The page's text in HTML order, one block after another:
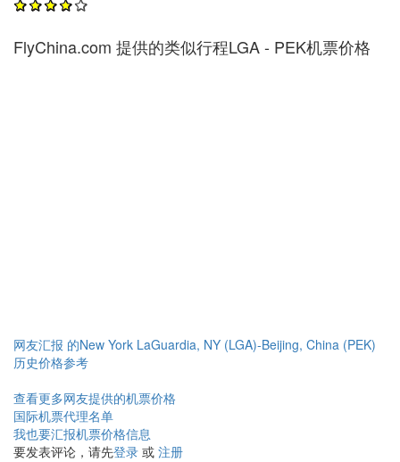
FlyChina.com 提供的类似行程LGA - PEK机票价格
网友汇报 的New York LaGuardia, NY (LGA)-Beijing, China (PEK)
历史价格参考
查看更多网友提供的机票价格
国际机票代理名单
我也要汇报机票价格信息
要发表评论，请先登录 或 注册